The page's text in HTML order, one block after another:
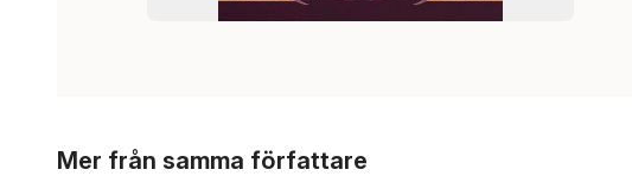
Mer från samma författare